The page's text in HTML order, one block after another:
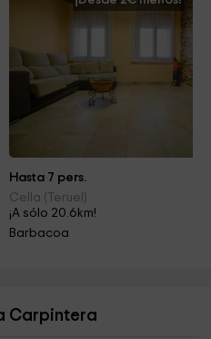
Hasta 7 pers.
Cella (Teruel)
¡A sólo 20.6km!
Barbacoa
Carpintera